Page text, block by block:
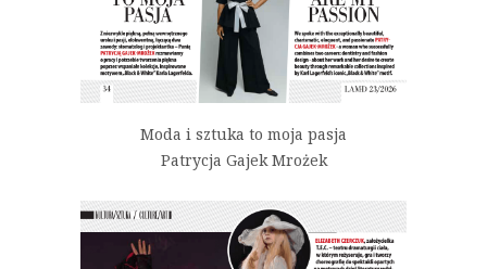
Moda i sztuka to moja pasja
Patrycja Gajek Mrożek